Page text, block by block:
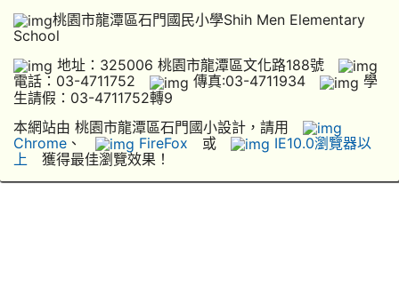
桃園市龍潭區石門國民小學Shih Men Elementary
School
地址：325006 桃園市龍潭區文化路188號
電話：03-4711752
傳真:03-4711934
學
生請假：03-4711752轉9
本網站由 桃園市龍潭區石門國小設計，請用
Chrome 、 FireFox 或
IE10.0瀏覽器以
上 獲得最佳瀏覽效果！